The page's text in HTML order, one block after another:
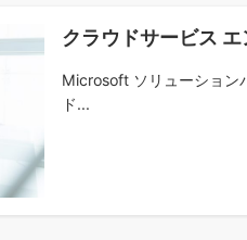
クラウドサービス
Microsoft ソリューション
ド...